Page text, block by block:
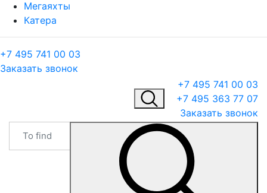
Мегаяхты
Катера
+7 495 741 00 03
Заказать звонок
+7 495 741 00 03
+7 495 363 77 07
Заказать звонок